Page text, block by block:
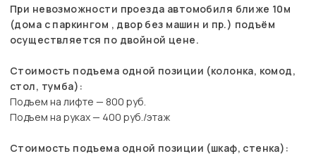
При невозможности проезда автомобиля ближе 10м
(дома с паркингом , двор без машин и пр.) подъём
осуществляется по двойной цене.
Стоимость подъема одной позиции (колонка, комод,
стол, тумба):
Подъем на лифте — 800 руб.
Подъем на руках — 400 руб./этаж
Стоимость подъема одной позиции (шкаф, стенка):